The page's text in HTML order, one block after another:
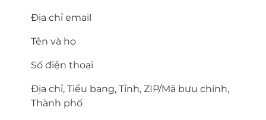
Địa chỉ email
Tên và họ
Số điện thoại
Địa chỉ, Tiểu bang, Tỉnh, ZIP/Mã bưu chính,
Thành phố